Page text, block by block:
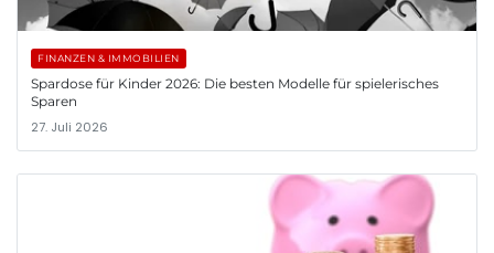
FINANZEN & IMMOBILIEN
Spardose für Kinder 2026: Die besten Modelle für spielerisches
Sparen
27. Juli 2026